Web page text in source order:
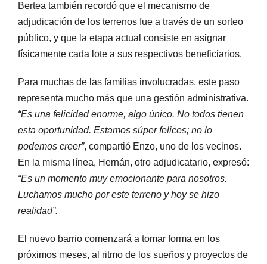
Bertea también recordó que el mecanismo de
adjudicación de los terrenos fue a través de un sorteo
público, y que la etapa actual consiste en asignar
físicamente cada lote a sus respectivos beneficiarios.
Para muchas de las familias involucradas, este paso
representa mucho más que una gestión administrativa.
“Es una felicidad enorme, algo único. No todos tienen
esta oportunidad. Estamos súper felices; no lo
podemos creer”, compartió Enzo, uno de los vecinos.
En la misma línea, Hernán, otro adjudicatario, expresó:
“Es un momento muy emocionante para nosotros.
Luchamos mucho por este terreno y hoy se hizo
realidad”.
El nuevo barrio comenzará a tomar forma en los
próximos meses, al ritmo de los sueños y proyectos de